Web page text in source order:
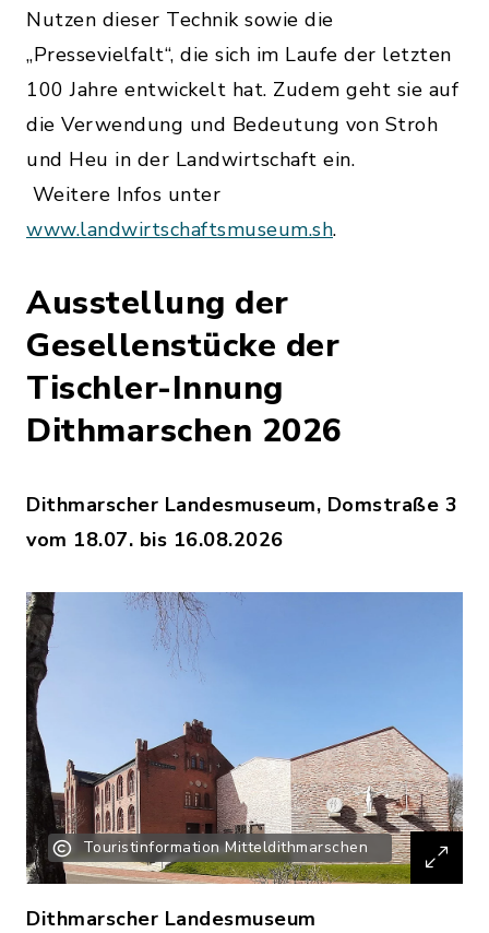
Nutzen dieser Technik sowie die
„Pressevielfalt“, die sich im Laufe der letzten
100 Jahre entwickelt hat. Zudem geht sie auf
die Verwendung und Bedeutung von Stroh
und Heu in der Landwirtschaft ein.
Weitere Infos unter
www.landwirtschaftsmuseum.sh.
Ausstellung der
Gesellenstücke der
Tischler-Innung
Dithmarschen 2026
Dithmarscher Landesmuseum, Domstraße 3
vom 18.07. bis 16.08.2026
Touristinformation Mitteldithmarschen
Dithmarscher Landesmuseum